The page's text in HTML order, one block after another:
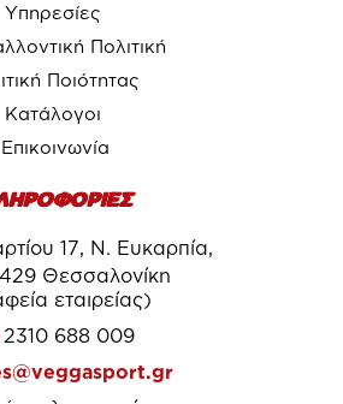
Υπηρεσίες
Πολιτική
Ποιότητας
Κατάλογοι
Επικοινωνία
17, Ν. Ευκαρπία,
Θεσσαλονίκη
εταιρείας)
688 009